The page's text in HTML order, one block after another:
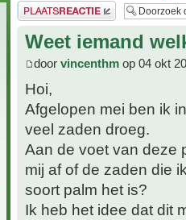
Plaats een reactie
Weet iemand
door vincenthm op 04 okt
Hoi,
Afgelopen mei ben ik
veel zaden droeg.
Aan de voet van deze
mij af of de zaden die
soort palm het is?
Ik heb het idee dat dit